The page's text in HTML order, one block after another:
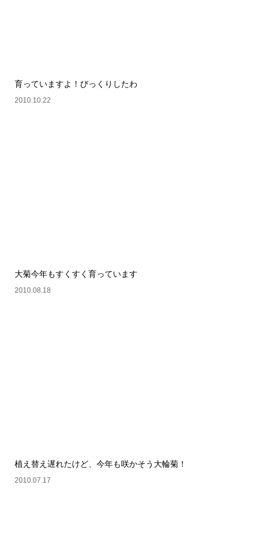
育っていますよ！びっくりしたわ
2010.10.22
大菊今年もすくすく育っています
2010.08.18
植え替え遅れたけど、今年も咲かそう大輪菊！
2010.07.17